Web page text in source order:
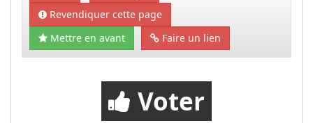
Revendiquer cette page
Mettre en avant
Faire un lien
Voter